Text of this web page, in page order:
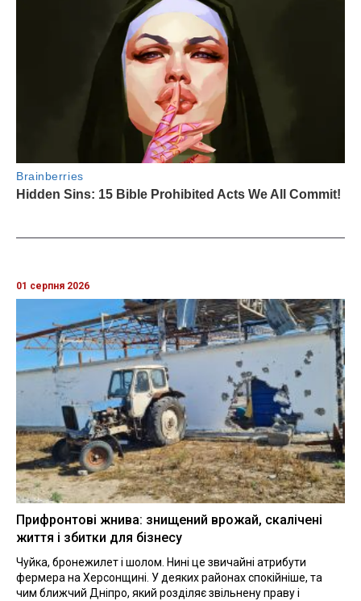
01 серпня 2026
Прифронтові жнива: знищений врожай, скалічені
життя і збитки для бізнесу
Чуйка, бронежилет і шолом. Нині це звичайні атрибути
фермера на Херсонщині. У деяких районах спокійніше, та
чим ближчий Дніпро, який розділяє звільнену праву і